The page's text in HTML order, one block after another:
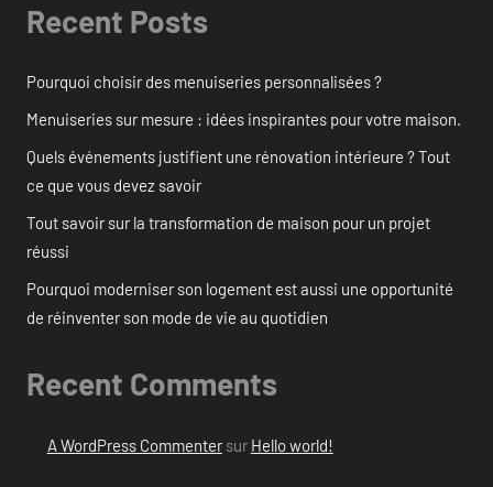
Recent Posts
Pourquoi choisir des menuiseries personnalisées ?
Menuiseries sur mesure : idées inspirantes pour votre maison.
Quels événements justifient une rénovation intérieure ? Tout
ce que vous devez savoir
Tout savoir sur la transformation de maison pour un projet
réussi
Pourquoi moderniser son logement est aussi une opportunité
de réinventer son mode de vie au quotidien
Recent Comments
A WordPress Commentersur Hello world!